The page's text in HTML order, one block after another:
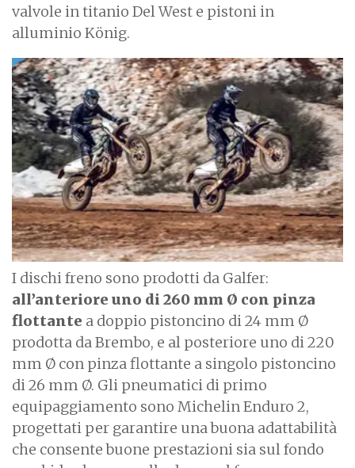
valvole in titanio Del West e pistoni in
alluminio König.
I
m
a
g
e
I dischi freno sono prodotti da Galfer:
all’anteriore uno di 260 mm Ø con pinza
flottante a doppio pistoncino di 24 mm Ø
prodotta da Brembo, e al posteriore uno di 220
mm Ø con pinza flottante a singolo pistoncino
di 26 mm Ø. Gli pneumatici di primo
equipaggiamento sono Michelin Enduro 2,
progettati per garantire una buona adattabilità
che consente buone prestazioni sia sul fondo